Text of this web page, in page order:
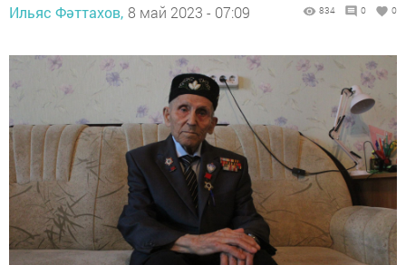
Ильяс Фәттахов, 8 май 2023 - 07:09 834 0 0